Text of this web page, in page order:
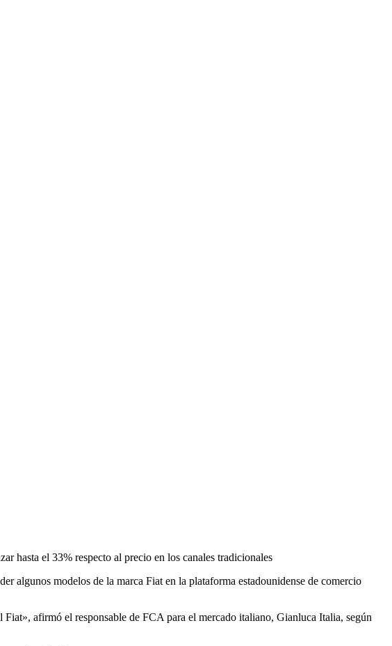
hasta el 33% respecto al precio en los canales tradicionales
modelos de la marca Fiat en la plataforma estadounidense de comercio
afirmó el responsable de FCA para el mercado italiano, Gianluca Italia, según